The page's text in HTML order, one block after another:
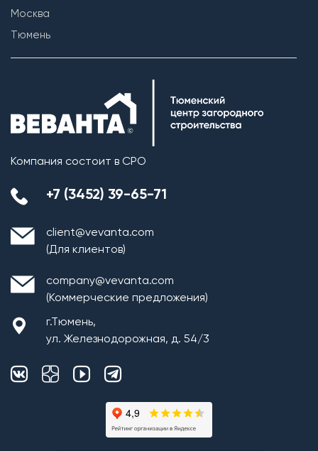
Москва
Тюмень
Компания состоит в СРО
+7 (3452) 39-65-71
client@vevanta.com
(Для клиентов)
company@vevanta.com
(Коммерческие предложения)
г.Тюмень,
ул. Железнодорожная, д. 54/3